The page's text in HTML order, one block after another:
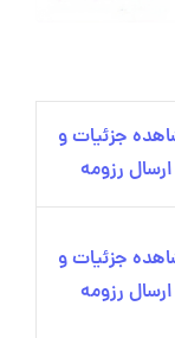
جزئیات و
ارسال رزومه
جزئیات و
ارسال رزومه